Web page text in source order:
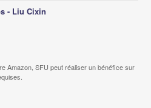
- Liu Cixin
Amazon, SFU peut réaliser un bénéfice sur